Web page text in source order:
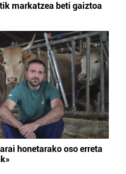
markatzea beti gaiztoa
honetarako oso erreta